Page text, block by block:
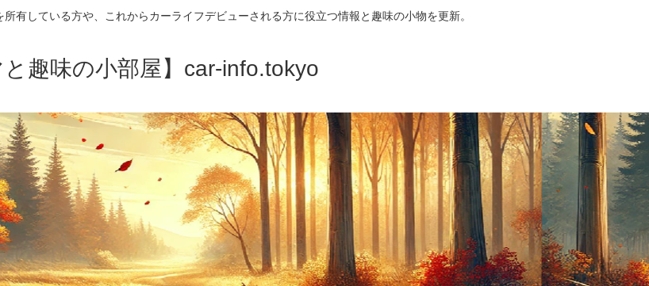
有している方や、これからカーライフデビューされる方に役立つ情報と趣味の小物を更新。
と趣味の小部屋】car-info.tokyo